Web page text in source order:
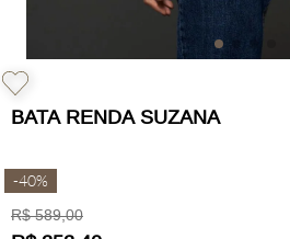
BATA RENDA SUZANA
-40%
R$ 589,00